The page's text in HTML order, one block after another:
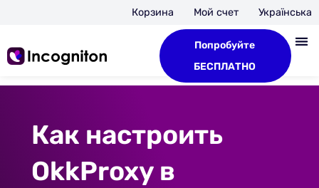
Корзина Мой счет Українська
Попробуйте
БЕСПЛАТНО
Как настроить
OkkProxy в